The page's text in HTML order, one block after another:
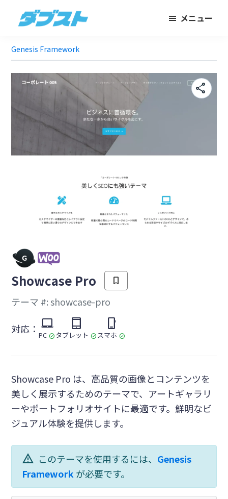
ブ
ス
ト
本
ス
ー
ジ
メニュー
Genesis Framework
share
Showcase Pro bookmark
テーマ #: showcase-pro
対応： laptop_mac
PC check_circle
tablet_mac
タブレット check_circle
phone_iphone
スマホ check_circle
Showcase Pro は、高品質の画像とコンテンツを
美しく展示するためのテーマで、アートギャラリ
ーやポートフォリオサイトに最適です。鮮明なビ
ジュアル体験を提供します。
warning このテーマを使用するには、 Genesis
Framework が必要です。